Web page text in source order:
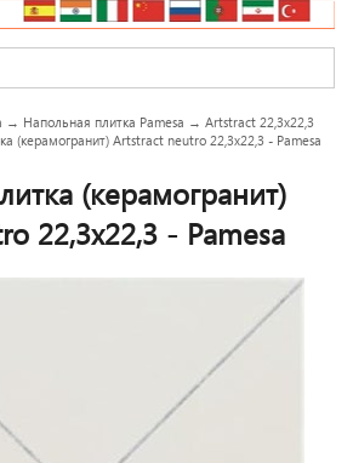
→ Напольная плитка Pamesa → Artstract 22,3x22,3
(керамогранит) Artstract neutro 22,3x22,3 - Pamesa
(керамогранит)
22,3x22,3 - Pamesa